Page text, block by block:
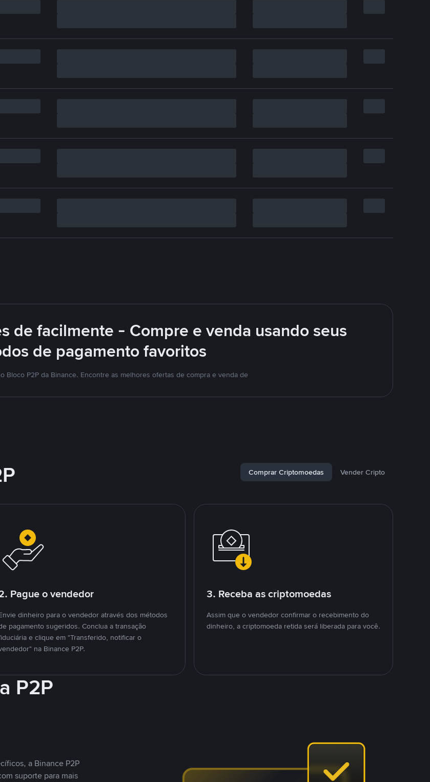
de facilmente - Compre e venda usando seus
de pagamento favoritos
Bloco P2P da Binance. Encontre as melhores ofertas de compra e venda de
Comprar Criptomoedas Vender Cripto
Pague o vendedor
dinheiro para o vendedor através dos métodos
pagamento sugeridos. Conclua a transação
e clique em "Transferido, notificar o
na Binance P2P.
3. Receba as criptomoedas
Assim que o vendedor confirmar o recebimento do
dinheiro, a criptomoeda retida será liberada para você.
P2P
a Binance P2P
suporte para mais